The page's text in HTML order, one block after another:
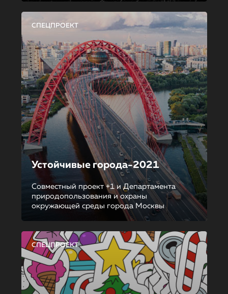
СПЕЦПРОЕКТ
Устойчивые города-2021
Совместный проект +1 и Департамента
природопользования и охраны
окружающей среды города Москвы
СПЕЦПРОЕКТ